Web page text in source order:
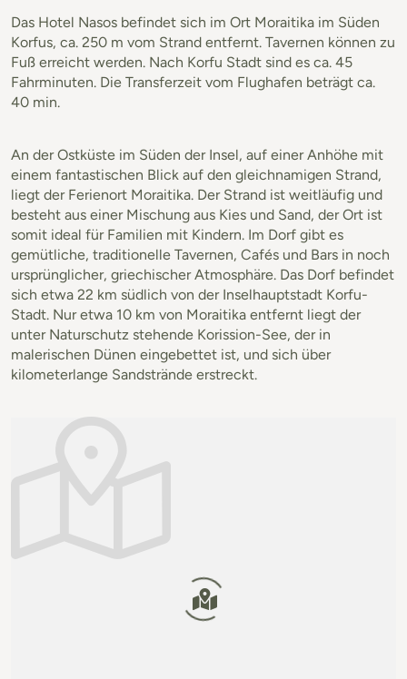
Das Hotel Nasos befindet sich im Ort Moraitika im Süden
Korfus, ca. 250 m vom Strand entfernt. Tavernen können zu
Fuß erreicht werden. Nach Korfu Stadt sind es ca. 45
Fahrminuten. Die Transferzeit vom Flughafen beträgt ca.
40 min.
An der Ostküste im Süden der Insel, auf einer Anhöhe mit
einem fantastischen Blick auf den gleichnamigen Strand,
liegt der Ferienort Moraitika. Der Strand ist weitläufig und
besteht aus einer Mischung aus Kies und Sand, der Ort ist
somit ideal für Familien mit Kindern. Im Dorf gibt es
gemütliche, traditionelle Tavernen, Cafés und Bars in noch
ursprünglicher, griechischer Atmosphäre. Das Dorf befindet
sich etwa 22 km südlich von der Inselhauptstadt Korfu-
Stadt. Nur etwa 10 km von Moraitika entfernt liegt der
unter Naturschutz stehende Korission-See, der in
malerischen Dünen eingebettet ist, und sich über
kilometerlange Sandstrände erstreckt.